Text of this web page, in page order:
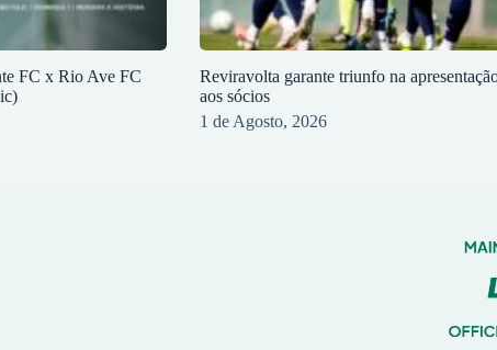
FC x Rio Ave FC
Reviravolta garante triunfo na
aos sócios
1 de Agosto, 2026